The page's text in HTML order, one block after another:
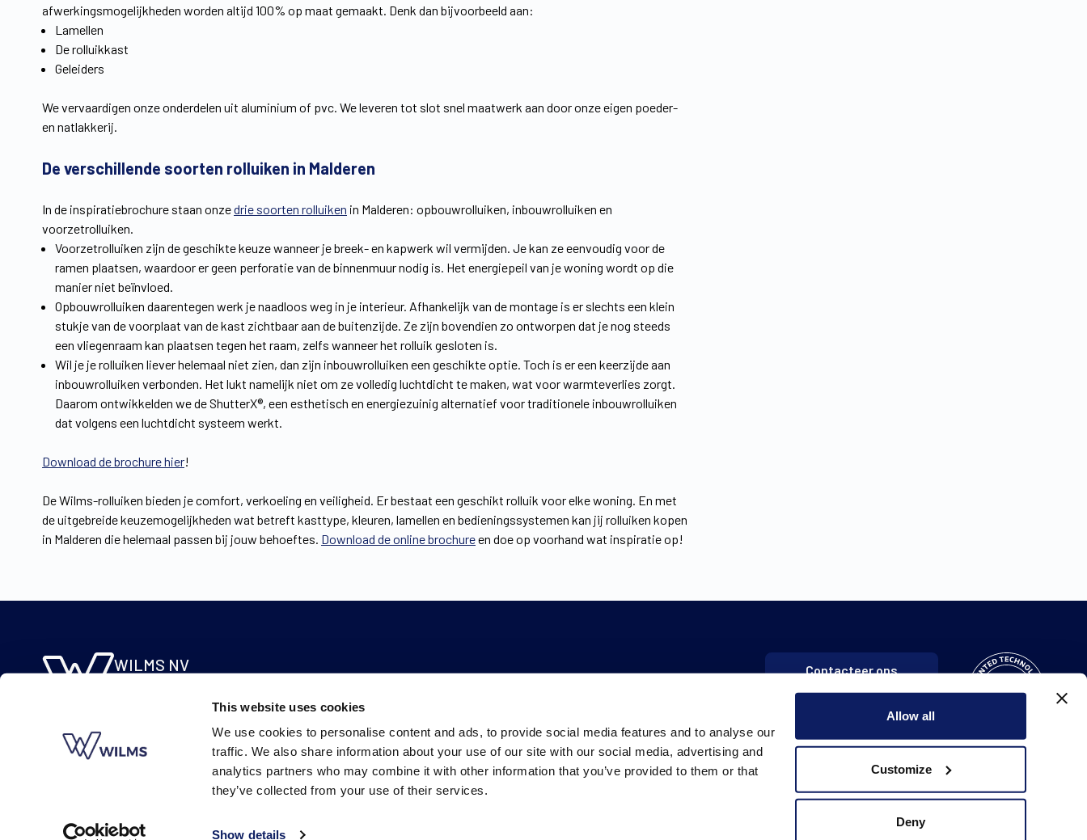
This website uses cookies
We use cookies to personalise content and ads, to provide social media features and to analyse our
traffic. We also share information about your use of our site with our social media, advertising and
analytics partners who may combine it with other information that you’ve provided to them or that
they’ve collected from your use of their services.
Show details
Allow all
Customize
Deny
afwerkingsmogelijkheden worden altijd 100% op maat gemaakt. Denk dan bijvoorbeeld aan:
Lamellen
De rolluikkast
Geleiders
We vervaardigen onze onderdelen uit aluminium of pvc. We leveren tot slot snel maatwerk aan door onze eigen poeder-
en natlakkerij.
De verschillende soorten rolluiken in Malderen
In de inspiratiebrochure staan onzedrie soorten rolluiken in Malderen: opbouwrolluiken, inbouwrolluiken en
voorzetrolluiken.
Voorzetrolluiken zijn de geschikte keuze wanneer je breek- en kapwerk wil vermijden. Je kan ze eenvoudig voor de
ramen plaatsen, waardoor er geen perforatie van de binnenmuur nodig is. Het energiepeil van je woning wordt op die
manier niet beïnvloed.
Opbouwrolluiken daarentegen werk je naadloos weg in je interieur. Afhankelijk van de montage is er slechts een klein
stukje van de voorplaat van de kast zichtbaar aan de buitenzijde. Ze zijn bovendien zo ontworpen dat je nog steeds
een vliegenraam kan plaatsen tegen het raam, zelfs wanneer het rolluik gesloten is.
Wil je je rolluiken liever helemaal niet zien, dan zijn inbouwrolluiken een geschikte optie. Toch is er een keerzijde aan
inbouwrolluiken verbonden. Het lukt namelijk niet om ze volledig luchtdicht te maken, wat voor warmteverlies zorgt.
Daarom ontwikkelden we de ShutterX®, een esthetisch en energiezuinig alternatief voor traditionele inbouwrolluiken
dat volgens een luchtdicht systeem werkt.
Download de brochure hier!
De Wilms-rolluiken bieden je comfort, verkoeling en veiligheid. Er bestaat een geschikt rolluik voor elke woning. En met
de uitgebreide keuzemogelijkheden wat betreft kasttype, kleuren, lamellen en bedieningssystemen kan jij rolluiken kopen
in Malderen die helemaal passen bij jouw behoeftes. Download de online brochureen doe op voorhand wat inspiratie op!
WILMS NV Contacteer ons